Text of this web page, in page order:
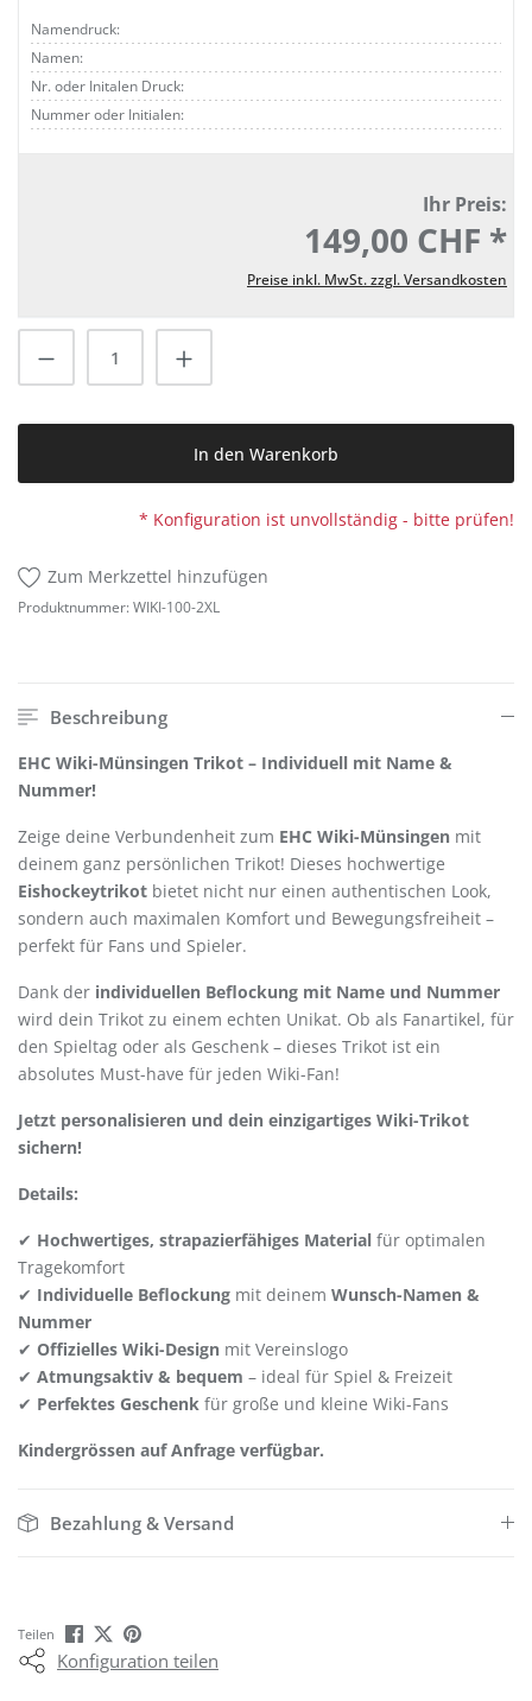
Namendruck:
Namen:
Nr. oder Initalen Druck:
Nummer oder Initialen:
Ihr Preis:
149,00 CHF *
Preise inkl. MwSt. zzgl. Versandkosten
Produkt Anzahl: Gib den gewünschten
In den Warenkorb
* Konfiguration ist unvollständig - bitte prüfen!
Zum Merkzettel hinzufügen
Produktnummer: WIKI-100-2XL
Beschreibung
EHC Wiki-Münsingen Trikot – Individuell mit Name &
Nummer!
Zeige deine Verbundenheit zum EHC Wiki-Münsingen mit
deinem ganz persönlichen Trikot! Dieses hochwertige
Eishockeytrikot bietet nicht nur einen authentischen Look,
sondern auch maximalen Komfort und Bewegungsfreiheit –
perfekt für Fans und Spieler.
Dank der individuellen Beflockung mit Name und Nummer
wird dein Trikot zu einem echten Unikat. Ob als Fanartikel, für
den Spieltag oder als Geschenk – dieses Trikot ist ein
absolutes Must-have für jeden Wiki-Fan!
Jetzt personalisieren und dein einzigartiges Wiki-Trikot
sichern!
Details:
✔ Hochwertiges, strapazierfähiges Material für optimalen
Tragekomfort
✔ Individuelle Beflockung mit deinem Wunsch-Namen &
Nummer
✔ Offizielles Wiki-Design mit Vereinslogo
✔ Atmungsaktiv & bequem – ideal für Spiel & Freizeit
✔ Perfektes Geschenk für große und kleine Wiki-Fans
Kindergrössen auf Anfrage verfügbar.
Bezahlung & Versand
Teilen
Konfiguration teilen